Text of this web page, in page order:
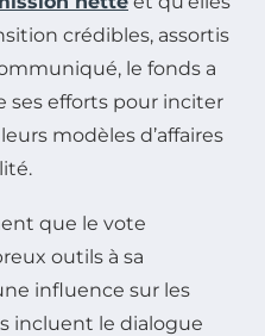
crédibles, assortis
le fonds a
ses efforts pour inciter
modèles d’affaires
que le vote
outils à sa
influence sur les
incluent le dialogue